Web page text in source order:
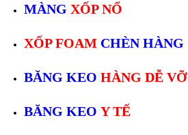
MÀNG XỐP NỔ
XỐP FOAM CHÈN HÀNG
BĂNG KEO HÀNG DỄ VỠ
BĂNG KEO Y TẾ